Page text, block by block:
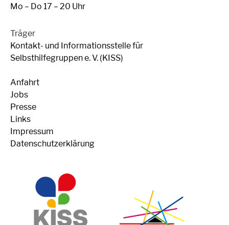
Mo – Do 17 – 20 Uhr
Träger
Kontakt- und Informationsstelle für
Selbsthilfegruppen e. V. (KISS)
Anfahrt
Jobs
Presse
Links
Impressum
Datenschutzerklärung